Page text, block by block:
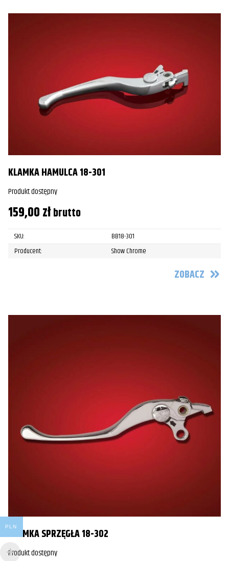
KLAMKA HAMULCA 18-301
Produkt dostępny
159,00złbrutto
SKU:
BB18-301
Producent:
Show Chrome
ZOBACZ
KLAMKA SPRZĘGŁA 18-302
Produkt dostępny
PLN